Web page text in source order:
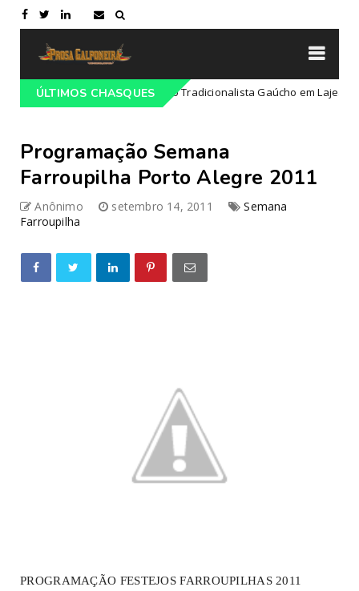
ÚLTIMOS CHASQUES
do 68º Congresso Tradicionalista Gaúcho em Lajeado-RS
Programação Semana
Farroupilha Porto Alegre 2011
Anônimo setembro 14, 2011
Semana
Farroupilha
PROGRAMAÇÃO FESTEJOS FARROUPILHAS 2011